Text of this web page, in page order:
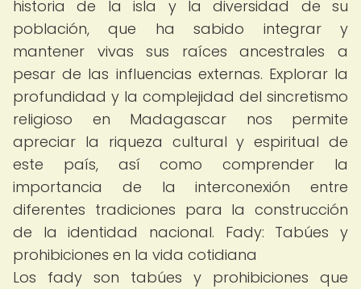
historia de la isla y la diversidad de su
población, que ha sabido integrar y
mantener vivas sus raíces ancestrales a
pesar de las influencias externas. Explorar la
profundidad y la complejidad del sincretismo
religioso en Madagascar nos permite
apreciar la riqueza cultural y espiritual de
este país, así como comprender la
importancia de la interconexión entre
diferentes tradiciones para la construcción
de la identidad nacional. Fady: Tabúes y
prohibiciones en la vida cotidiana
Los fady son tabúes y prohibiciones que